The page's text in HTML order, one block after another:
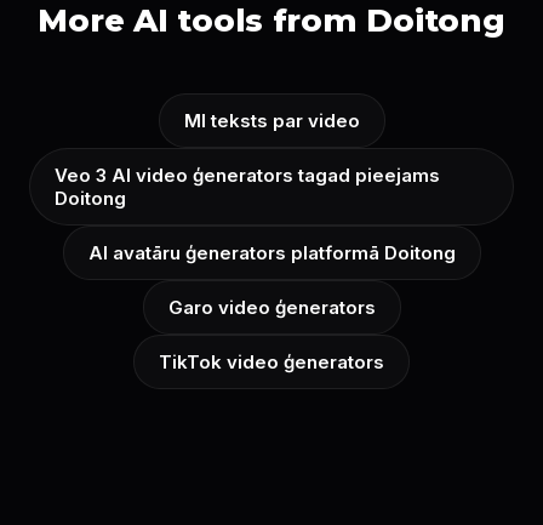
More AI tools from Doitong
MI teksts par video
Veo 3 AI video ģenerators tagad pieejams
Doitong
AI avatāru ģenerators platformā Doitong
Garo video ģenerators
TikTok video ģenerators